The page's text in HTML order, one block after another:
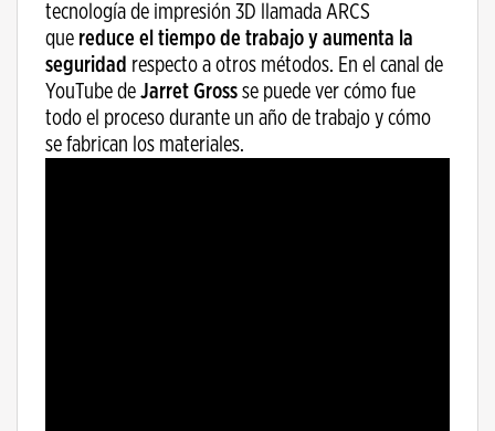
tecnología de impresión 3D llamada ARCS
que reduce el tiempo de trabajo y aumenta la
seguridad respecto a otros métodos. En el canal de
YouTube de Jarret Gross se puede ver cómo fue
todo el proceso durante un año de trabajo y cómo
se fabrican los materiales.